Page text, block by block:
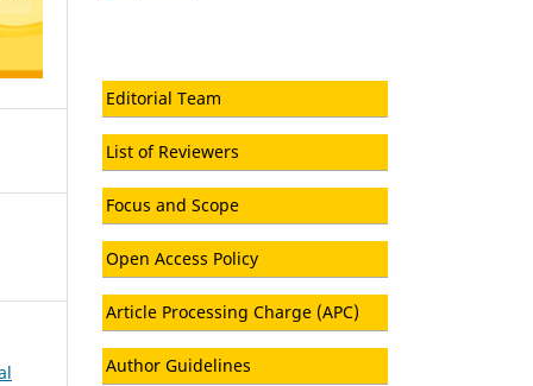
Editorial Team
List of Reviewers
Focus and Scope
Open Access Policy
Article Processing Charge (APC)
Author Guidelines